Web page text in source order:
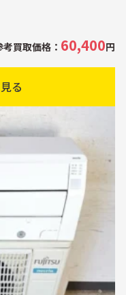
考買取価格： 60,400円
る